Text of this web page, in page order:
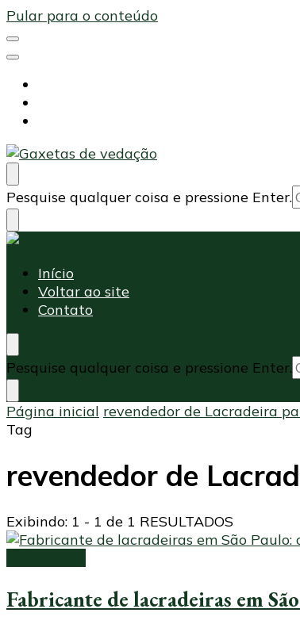
Pular para o conteúdo
Maxi Embalagens
Blog Maxi Embalagens
Procurando
algo?
Pesquise qualquer coisa e pressione Enter.
Maxi Embalagens
Blog Maxi Embalagens
Início
Voltar ao site
Contato
Procurando
algo?
Pesquise qualquer coisa e pressione Enter.
Página inicial revendedor de Lacradeira
Tag
revendedor de
Exibindo: 1 - 1 de 1 RESULTADOS
Fabricante de lacradeiras em